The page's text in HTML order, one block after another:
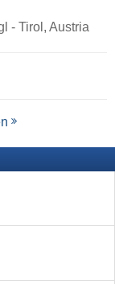
- Tirol, Austria